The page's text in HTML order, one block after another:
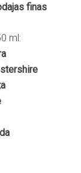
finas
ml: